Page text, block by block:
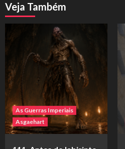
Veja Também
As Guerras Imperiais
Asgaehart